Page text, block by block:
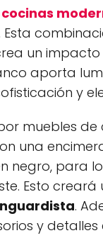
cocinas
Esta
un impacto
aporta
y
muebles de
una
negro, para
Esto creará
.
y detalles